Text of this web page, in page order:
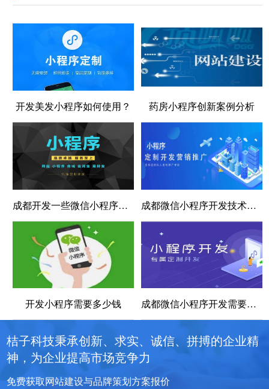
开发美发小程序如何使用？ 药房小程序创新案例分析
成都开发一些微信小程序费用一般大概需要多少？ 成都微信小程序开发技术之小程序跳转外部链接问题汇总
开发小程序需要多少钱 成都微信小程序开发需要哪些技术呢？
桔子科技秉承创新、求实、诚信、拼搏的企业精
神，为企业提高市场竞争力
免费获取网站建设与品牌策划方案报价